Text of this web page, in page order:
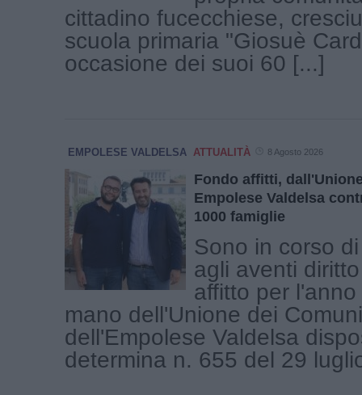
cittadino fucecchiese,
scuola primaria "Giosuè
occasione dei suoi 60 [...]
EMPOLESE VALDELSA ATTUALITÀ 8 Agosto 2026
Fondo affitti,
Empolese Valdelsa
1000 famiglie
Sono in corso
agli aventi
affitto per
mano dell'Unione dei
dell'Empolese Valdelsa
determina n. 655 del 29